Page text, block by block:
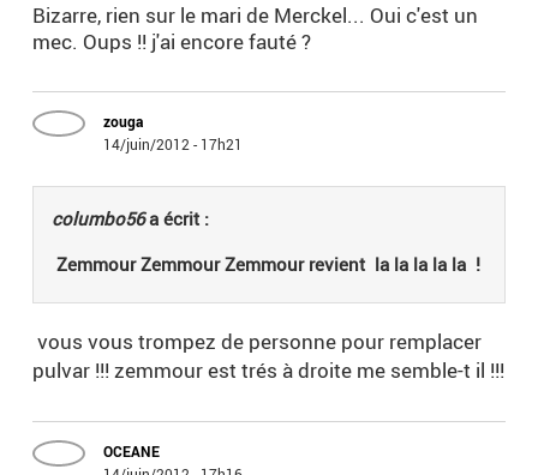
Bizarre, rien sur le mari de Merckel... Oui c'est un
mec. Oups !! j'ai encore fauté ?
zouga
14/juin/2012 - 17h21
columbo56a écrit :
Zemmour Zemmour Zemmour revient la la la la la !
vous vous trompez de personne pour remplacer
pulvar !!! zemmour est trés à droite me semble-t il !!!
OCEANE